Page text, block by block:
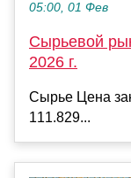
05:00, 01 Фев
Сырьевой
2026 г.
Сырье Цена
111.829...